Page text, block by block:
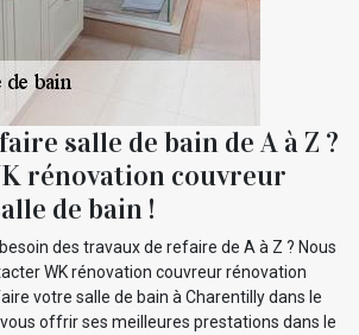
salle de bain de A à Z ?
rénovation couvreur
de bain !
des travaux de refaire de A à Z ? Nous
WK rénovation couvreur rénovation
votre salle de bain à Charentilly dans le
offrir ses meilleures prestations dans le